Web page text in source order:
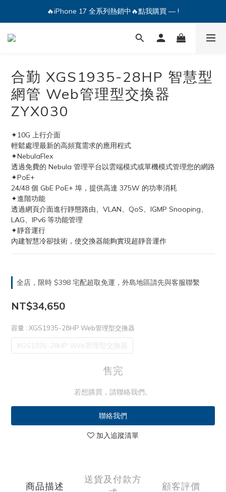
🔥iPhone 17 全系列熱銷中🔥點我購買 — !
🔥iPhone 17 全系列熱銷中🔥點我購買 — !
💕加入Q哥 Line 新好友領優惠券！🎫
合勤 XGS1935-28HP 智慧型
網管 Web管理型交換器
ZYX030
✦10G 上行介面
輕鬆處理最新的高頻寬需求的應用程式
✦NebulaFlex
透過免費的 Nebula 管理平台以雲端模式或單機模式管理您的網路
✦PoE+
24/48 個 GbE PoE+ 埠，提供高達 375W 的功率消耗
✦進階功能
透過網頁介面進行靜態路由、VLAN、QoS、IGMP Snooping、
LAG、IPv6 等功能管理
✦靜音運行
內建智慧冷卻技術，使交換器能夠實現超靜音運作
全店，限時 $398 宅配超取免運，外島地區請先與客服聯繫
NT$34,650
容量 : XGS1935-28HP Web管理型交換器
XGS1935-28HP Web管理型交換器
售完
若想購買，請聯絡我們。
聯絡我們
加入追蹤清單
商品描述
送貨及付款方
顧客評價